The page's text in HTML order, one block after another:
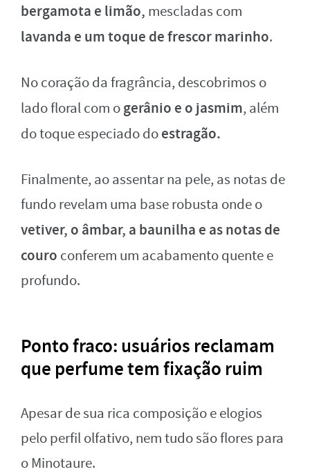
bergamota e limão, mescladas com
lavanda e um toque de frescor marinho.
No coração da fragrância, descobrimos o
lado floral com ogerânio e o jasmim, além
do toque especiado doestragão.
Finalmente, ao assentar na pele, as notas de
fundo revelam uma base robusta onde o
vetiver, o âmbar, a baunilha e as notas de
couro conferem um acabamento quente e
profundo.
Ponto fraco: usuários reclamam
que perfume tem fixação ruim
Apesar de sua rica composição e elogios
pelo perfil olfativo, nem tudo são flores para
o Minotaure.